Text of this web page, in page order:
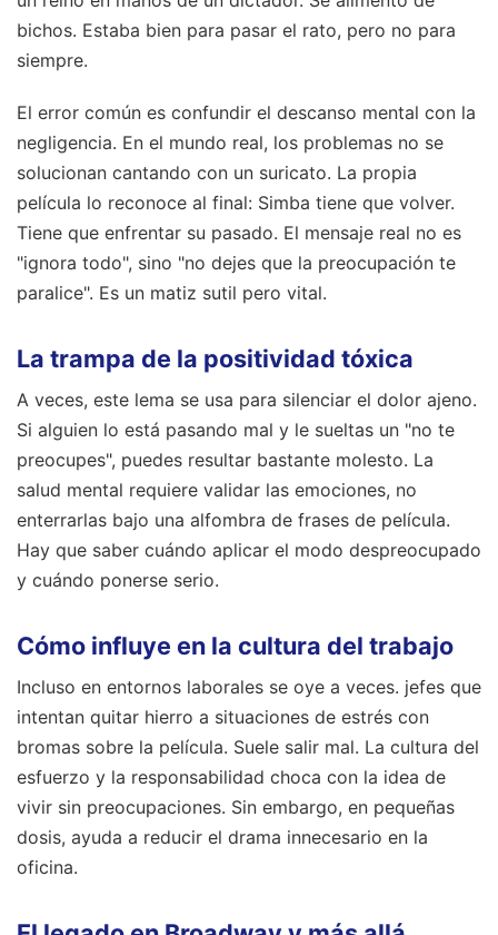
bichos. Estaba bien para pasar el rato, pero no para
siempre.
El error común es confundir el descanso mental con la
negligencia. En el mundo real, los problemas no se
solucionan cantando con un suricato. La propia
película lo reconoce al final: Simba tiene que volver.
Tiene que enfrentar su pasado. El mensaje real no es
"ignora todo", sino "no dejes que la preocupación te
paralice". Es un matiz sutil pero vital.
La trampa de la positividad tóxica
A veces, este lema se usa para silenciar el dolor ajeno.
Si alguien lo está pasando mal y le sueltas un "no te
preocupes", puedes resultar bastante molesto. La
salud mental requiere validar las emociones, no
enterrarlas bajo una alfombra de frases de película.
Hay que saber cuándo aplicar el modo despreocupado
y cuándo ponerse serio.
Cómo influye en la cultura del trabajo
Incluso en entornos laborales se oye a veces. jefes que
intentan quitar hierro a situaciones de estrés con
bromas sobre la película. Suele salir mal. La cultura del
esfuerzo y la responsabilidad choca con la idea de
vivir sin preocupaciones. Sin embargo, en pequeñas
dosis, ayuda a reducir el drama innecesario en la
oficina.